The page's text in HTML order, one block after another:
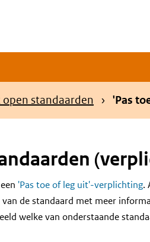
open standaarden 'Pas
'Pas toe of leg uit'-verplichting.
de standaard met meer
welke van onderstaande